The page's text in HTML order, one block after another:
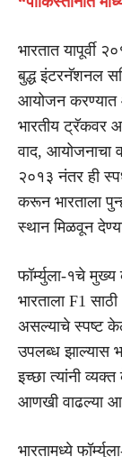
भारतात यापूर्वी
बुद्ध इंटरनॅशनल
आयोजन करण्यात
भारतीय ट्रॅकवर
वाद, आयोजनाचा
२०१३ नंतर ही
करून भारताला
स्थान मिळवून
फॉर्म्युला-१चे मुख्य
भारताला F1
असल्याचे स्पष्ट
उपलब्ध झाल्यास
इच्छा त्यांनी
आणखी वाढल्या
भारतामध्ये